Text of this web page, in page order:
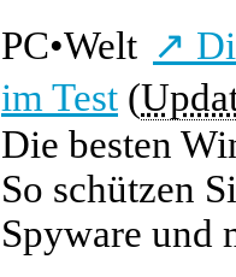
PC•Welt ↗
im Test (
Die besten
So schützen
Spyware und